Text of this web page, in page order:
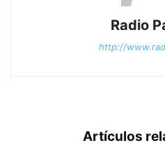
Radio
http://
Artículos